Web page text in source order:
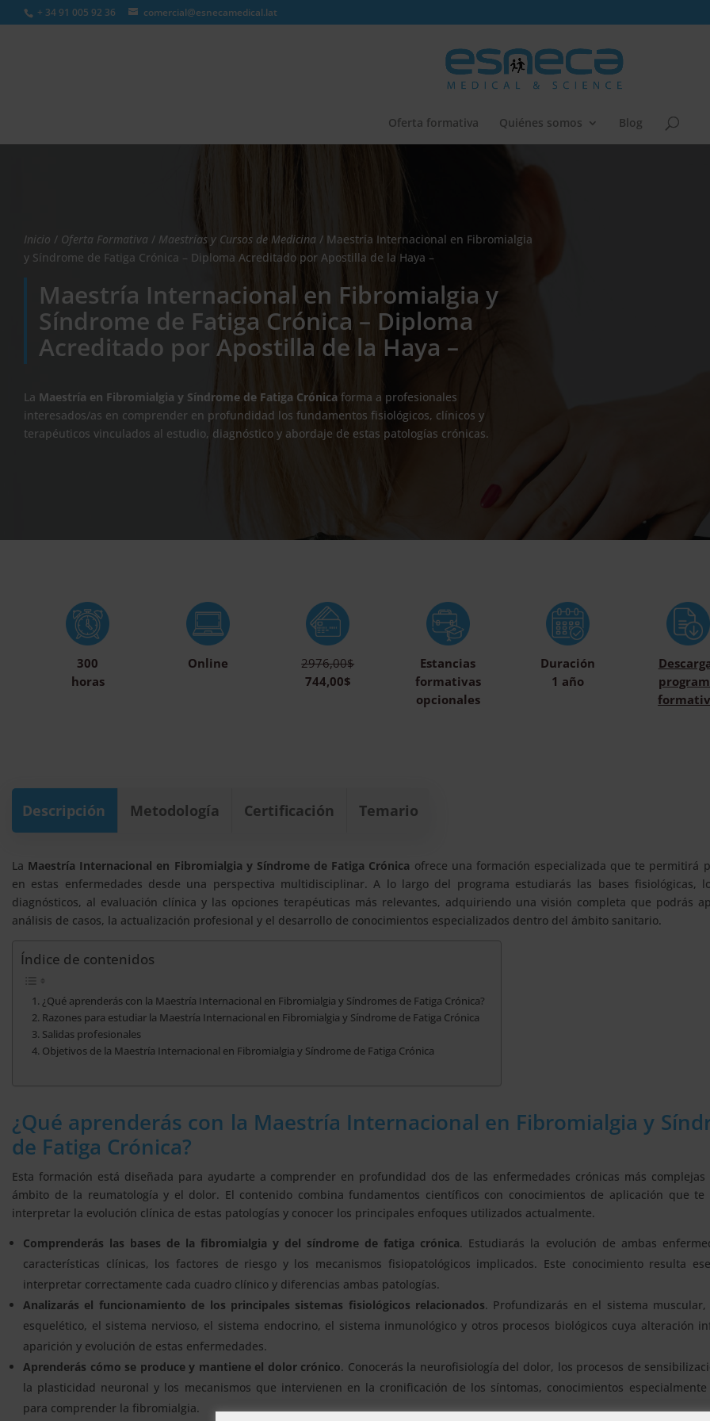
+ 34 91 005 92 36 comercial@esnecamedical.lat
Oferta formativa Quiénes somos Blog
Búsqueda
Inicio / Oferta Formativa / Maestrías y Cursos de Medicina / Maestría Internacional en Fibromialgia
y Síndrome de Fatiga Crónica – Diploma Acreditado por Apostilla de la Haya –
Maestría Internacional en Fibromialgia y
Síndrome de Fatiga Crónica – Diploma
Acreditado por Apostilla de la Haya –
La Maestría en Fibromialgia y Síndrome de Fatiga Crónica forma a profesionales
interesados/as en comprender en profundidad los fundamentos fisiológicos, clínicos y
terapéuticos vinculados al estudio, diagnóstico y abordaje de estas patologías crónicas.
300
horas
Online
2976,00$
744,00$
Estancias
formativas
opcionales
Duración
1 año
Descripción Metodología Certificación Temario
La Maestría Internacional en Fibromialgia y Síndrome de Fatiga Crónica ofrece una formación especializada que te permitirá
en estas enfermedades desde una perspectiva multidisciplinar. A lo largo del programa estudiarás las bases fisiológicas,
diagnósticos, al evaluación clínica y las opciones terapéuticas más relevantes, adquiriendo una visión completa que podrás
análisis de casos, la actualización profesional y el desarrollo de conocimientos especializados dentro del ámbito sanitario.
Índice de contenidos
¿Qué aprenderás con la Maestría Internacional en Fibromialgia y Síndromes de Fatiga Crónica?
Razones para estudiar la Maestría Internacional en Fibromialgia y Síndrome de Fatiga Crónica
Salidas profesionales
Objetivos de la Maestría Internacional en Fibromialgia y Síndrome de Fatiga Crónica
¿Qué aprenderás con la Maestría Internacional en Fibromialgia y
de Fatiga Crónica?
Esta formación está diseñada para ayudarte a comprender en profundidad dos de las enfermedades crónicas más
ámbito de la reumatología y el dolor. El contenido combina fundamentos científicos con conocimientos de aplicación que te
interpretar la evolución clínica de estas patologías y conocer los principales enfoques utilizados actualmente.
Comprenderás las bases de la fibromialgia y del síndrome de fatiga crónica. Estudiarás la evolución de ambas
características clínicas, los factores de riesgo y los mecanismos fisiopatológicos implicados. Este conocimiento resulta
interpretar correctamente cada cuadro clínico y diferencias ambas patologías.
Analizarás el funcionamiento de los principales sistemas fisiológicos relacionados. Profundizarás en el sistema muscular,
esquelético, el sistema nervioso, el sistema endocrino, el sistema inmunológico y otros procesos biológicos cuya alteración
aparición y evolución de estas enfermedades.
Aprenderás cómo se produce y mantiene el dolor crónico. Conocerás la neurofisiología del dolor, los procesos de
la plasticidad neuronal y los mecanismos que intervienen en la cronificación de los síntomas, conocimientos especialmente
para comprender la fibromialgia.